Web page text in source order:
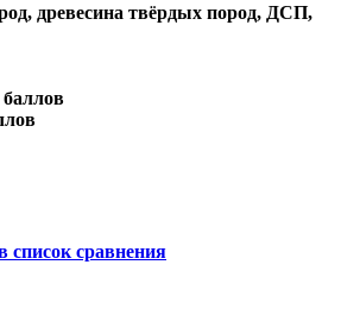
древесина твёрдых пород, ДСП,
баллов
список сравнения